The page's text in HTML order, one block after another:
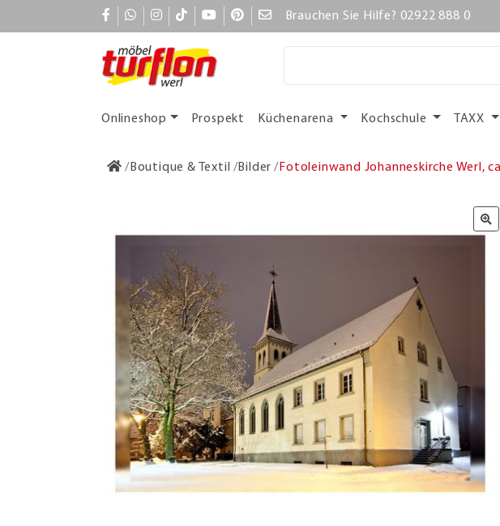
Brauchen Sie Hilfe? 02922 888 0
Onlineshop Prospekt Küchenarena Kochschule TAXX
Boutique & Textil Bilder Fotoleinwand Johanneskirche Werl,